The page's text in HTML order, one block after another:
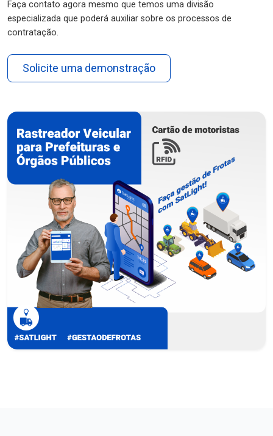
Faça contato agora mesmo que temos uma divisão
especializada que poderá auxiliar sobre os processos de
contratação.
Solicite uma demonstração